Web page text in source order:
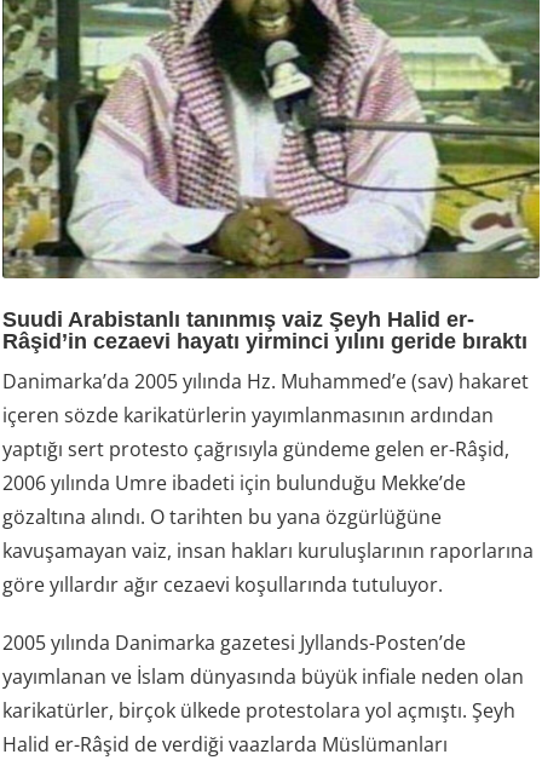
Suudi Arabistanlı tanınmış vaiz Şeyh Halid er-
Râşid’in cezaevi hayatı yirminci yılını geride bıraktı
Danimarka’da 2005 yılında Hz. Muhammed’e (sav) hakaret
içeren sözde karikatürlerin yayımlanmasının ardından
yaptığı sert protesto çağrısıyla gündeme gelen er-Râşid,
2006 yılında Umre ibadeti için bulunduğu Mekke’de
gözaltına alındı. O tarihten bu yana özgürlüğüne
kavuşamayan vaiz, insan hakları kuruluşlarının raporlarına
göre yıllardır ağır cezaevi koşullarında tutuluyor.
2005 yılında Danimarka gazetesi Jyllands-Posten’de
yayımlanan ve İslam dünyasında büyük infiale neden olan
karikatürler, birçok ülkede protestolara yol açmıştı. Şeyh
Halid er-Râşid de verdiği vaazlarda Müslümanları